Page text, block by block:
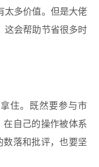
太多价值。但是大佬
这会帮助节省很多时
住。既然要参与市
自己的操作被体系
数落和批评，也要坚